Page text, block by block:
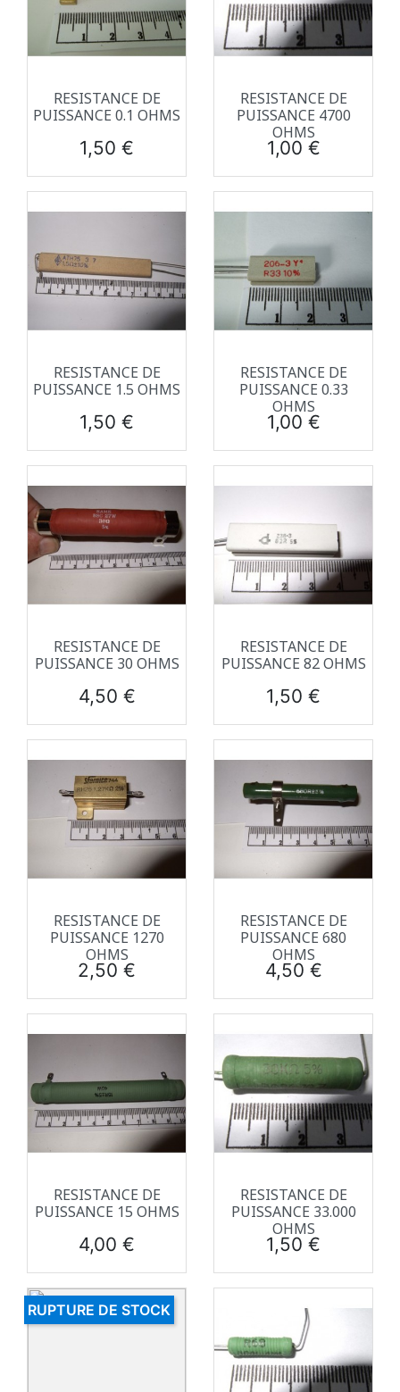
RESISTANCE DE
PUISSANCE 0.1 OHMS
Prix
1,50 €
RESISTANCE DE
PUISSANCE 4700
OHMS
Prix
1,00 €
RESISTANCE DE
PUISSANCE 1.5 OHMS
Prix
1,50 €
RESISTANCE DE
PUISSANCE 0.33
OHMS
Prix
1,00 €
RESISTANCE DE
PUISSANCE 30 OHMS
Prix
4,50 €
RESISTANCE DE
PUISSANCE 82 OHMS
Prix
1,50 €
RESISTANCE DE
PUISSANCE 1270
OHMS
Prix
2,50 €
RESISTANCE DE
PUISSANCE 680
OHMS
Prix
4,50 €
RESISTANCE DE
PUISSANCE 15 OHMS
Prix
4,00 €
RESISTANCE DE
PUISSANCE 33.000
OHMS
Prix
1,50 €
RUPTURE DE STOCK